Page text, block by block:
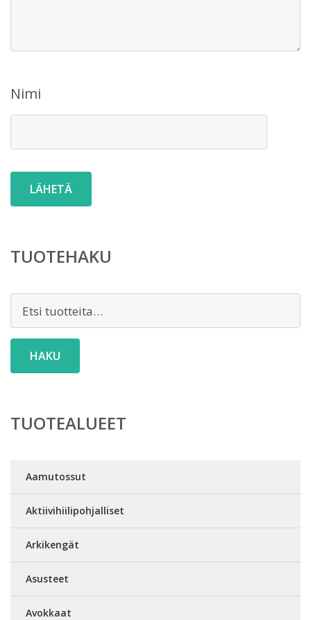
Nimi
TUOTEHAKU
HAKU
TUOTEALUEET
Aamutossut
Aktiivihiilipohjalliset
Arkikengät
Asusteet
Avokkaat